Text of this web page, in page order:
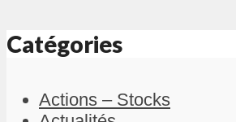
Catégories
Actions – Stocks